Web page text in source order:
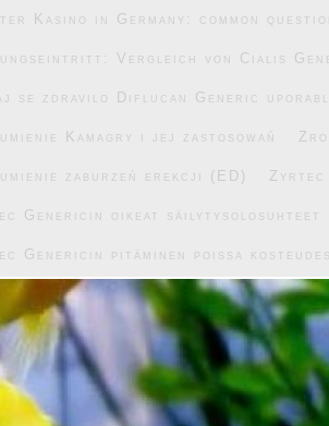
Kasino in Germany: common
Vergleich von Cialis
se zdravilo Diflucan Generic
Kamagry i jej zastosowań
zaburzeń erekcji (ED) Zyrtec
Genericin oikeat säilytysolosuhteet
Genericin pitäminen poissa